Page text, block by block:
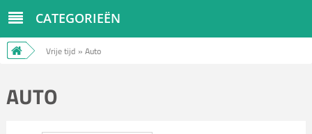
CATEGORIEËN
Vrije tijd » Auto
AUTO